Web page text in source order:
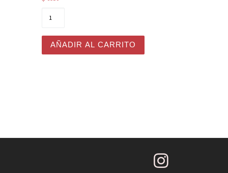
AÑADIR AL CARRITO